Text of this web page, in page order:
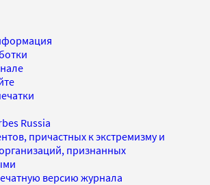
Russia
причастных к экстремизму и
признанных
версию журнала